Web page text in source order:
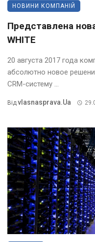
НОВИНИ КОМПАНІЙ
Представлена
WHITE
20 августа 2017 года
абсолютно новое
CRM-систему ...
ВідVlasnasprava.ua